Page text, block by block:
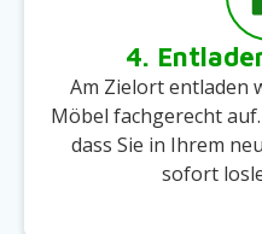
4.
Am Zielort entladen
Möbel fachgerecht
dass Sie in Ihrem
sofort